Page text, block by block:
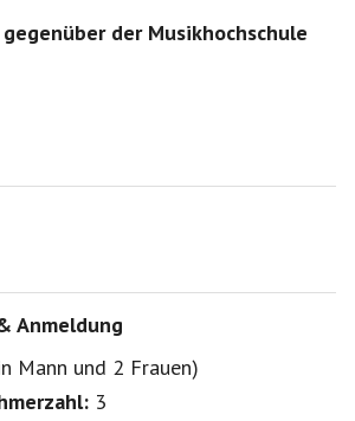
der Musikhochschule
Anmeldung
Mann und 2 Frauen)
3